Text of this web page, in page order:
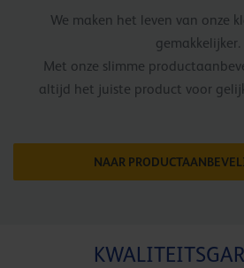
We maken het leven van onze
gemakkelijker.
Met onze slimme
altijd het juiste product voor
NAAR